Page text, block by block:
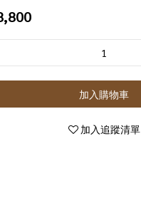
加入購物車
加入追蹤清單